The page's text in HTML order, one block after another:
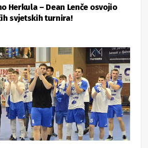
Herkula – Dean Lenče osvojio
svjetskih turnira!